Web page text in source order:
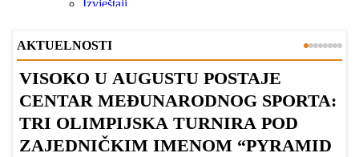
AKTUELNOSTI
VISOKO U AUGUSTU POSTAJE
CENTAR MEĐUNARODNOG SPORTA:
TRI OLIMPIJSKA TURNIRA POD
ZAJEDNIČKIM IMENOM “PYRAMID